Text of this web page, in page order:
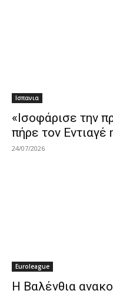
Ισπανια
«Ισοφάρισε την
πήρε τον Εντιαγέ
24/07/2026
Euroleague
Η Βαλένθια